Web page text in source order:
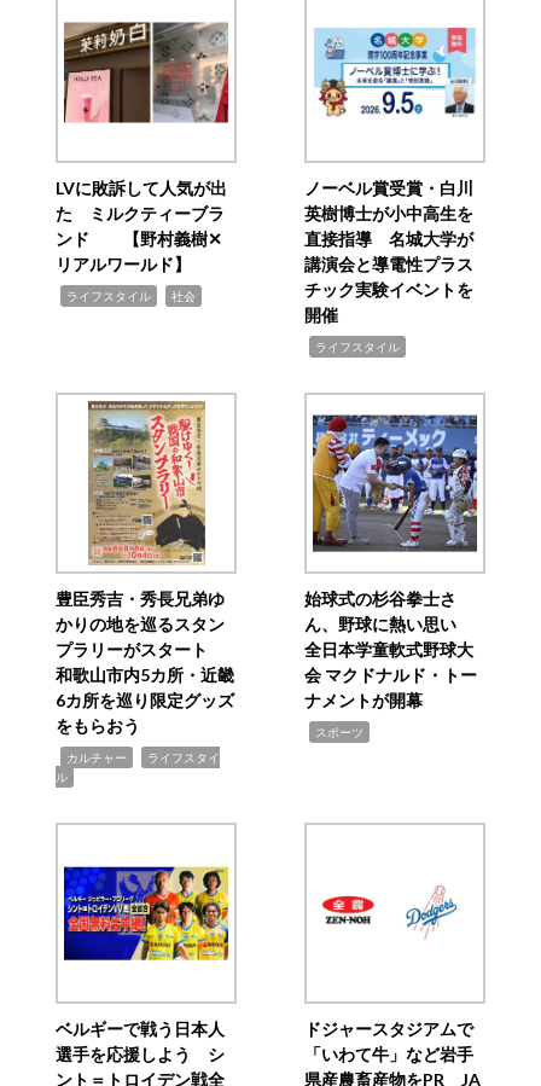
LVに敗訴して人気が出
た ミルクティーブラ
ンド 【野村義樹✕
リアルワールド】
ライフスタイル 社会
ノーベル賞受賞・白川
英樹博士が小中高生を
直接指導 名城大学が
講演会と導電性プラス
チック実験イベントを
開催
ライフスタイル
豊臣秀吉・秀長兄弟ゆ
かりの地を巡るスタン
プラリーがスタート
和歌山市内5カ所・近畿
6カ所を巡り限定グッズ
をもらおう
カルチャー
ライフスタイ
ル
始球式の杉谷拳士さ
ん、野球に熱い思い
全日本学童軟式野球大
会 マクドナルド・トー
ナメントが開幕
スポーツ
ベルギーで戦う日本人
選手を応援しよう シ
ント＝トロイデン戦全
ドジャースタジアムで
「いわて牛」など岩手
県産農畜産物をPR JA